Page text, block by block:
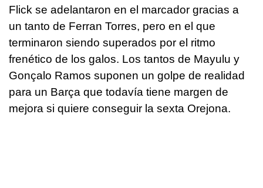
Flick se adelantaron en el marcador gracias a
un tanto de Ferran Torres, pero en el que
terminaron siendo superados por el ritmo
frenético de los galos. Los tantos de Mayulu y
Gonçalo Ramos suponen un golpe de realidad
para un Barça que todavía tiene margen de
mejora si quiere conseguir la sexta Orejona.